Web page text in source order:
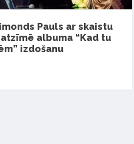
Pauls ar skaistu
albuma “Kad tu
izdošanu